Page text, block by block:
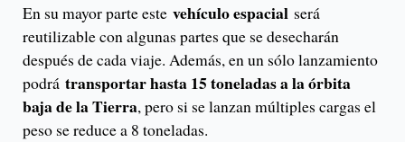
En su mayor parte este vehículo espacial será
reutilizable con algunas partes que se desecharán
después de cada viaje. Además, en un sólo lanzamiento
podrá transportar hasta 15 toneladas a la órbita
baja de la Tierra, pero si se lanzan múltiples cargas el
peso se reduce a 8 toneladas.